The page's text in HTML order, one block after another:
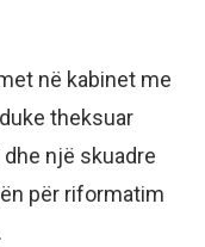
në kabinet me
theksuar
një skuadre
për riformatim